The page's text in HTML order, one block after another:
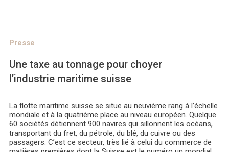
Presse
Une taxe au tonnage pour choyer
l’industrie maritime suisse
La flotte maritime suisse se situe au neuvième rang à l’échelle
mondiale et à la quatrième place au niveau européen. Quelque
60 sociétés détiennent 900 navires qui sillonnent les océans,
transportant du fret, du pétrole, du blé, du cuivre ou des
passagers. C’est ce secteur, très lié à celui du commerce de